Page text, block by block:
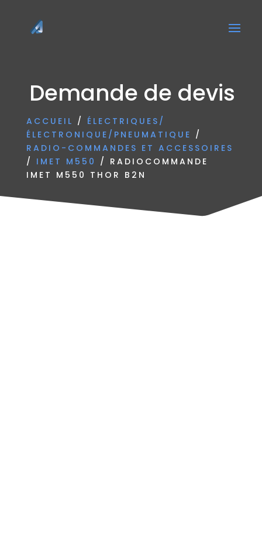
Demande de devis
ACCUEIL / ÉLECTRIQUES/
ÉLECTRONIQUE/PNEUMATIQUE /
RADIO-COMMANDES ET ACCESSOIRES
/ IMET M550 / RADIOCOMMANDE
IMET M550 THOR B2N